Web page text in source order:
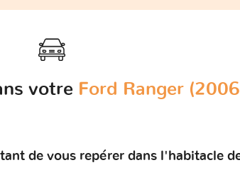
votre Ford Ranger
de vous repérer dans l'habitacle